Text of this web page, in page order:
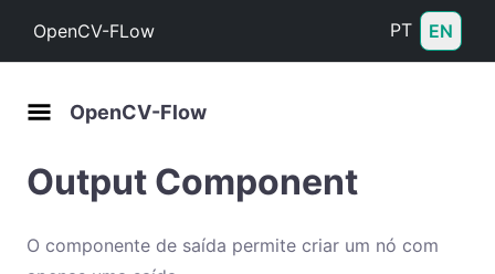
OpenCV-FLow PT EN
OpenCV-Flow
Output Component
O componente de saída permite criar um nó com